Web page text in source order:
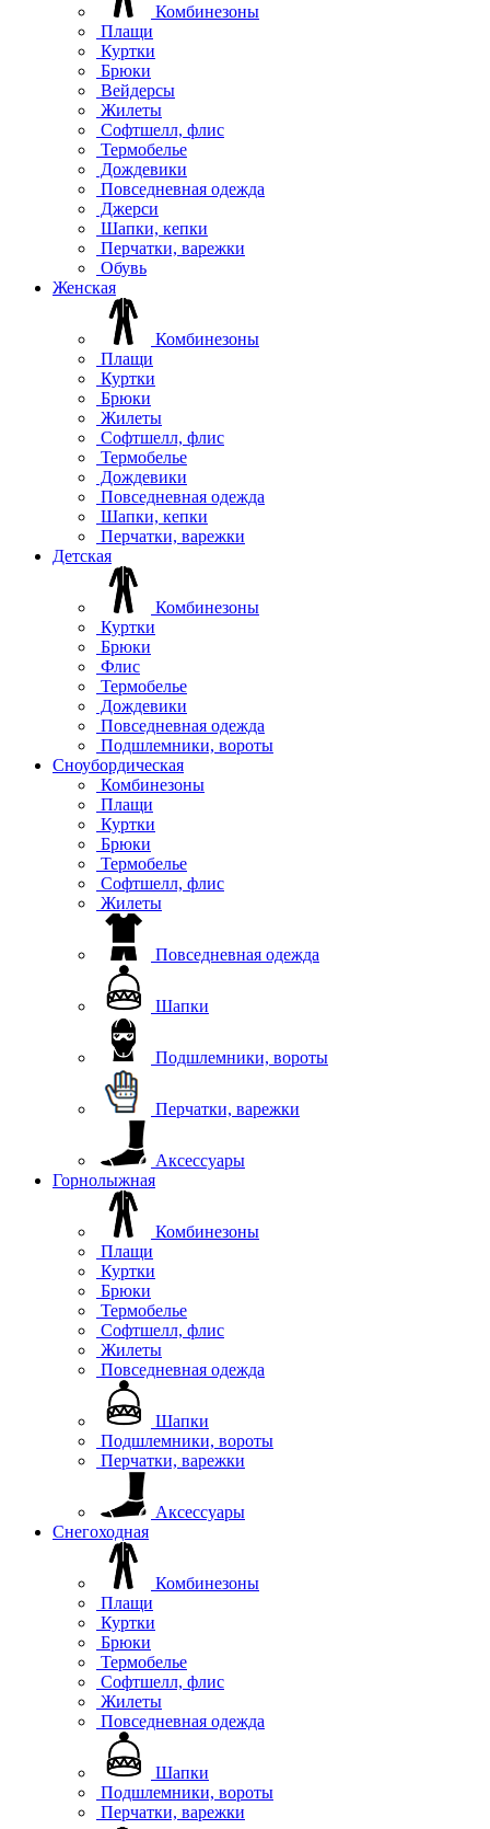
Комбинезоны
Плащи
Куртки
Брюки
Вейдерсы
Жилеты
Софтшелл, флис
Термобелье
Дождевики
Повседневная одежда
Джерси
Шапки, кепки
Перчатки, варежки
Обувь
Женская
Комбинезоны
Плащи
Куртки
Брюки
Жилеты
Софтшелл, флис
Термобелье
Дождевики
Повседневная одежда
Шапки, кепки
Перчатки, варежки
Детская
Комбинезоны
Куртки
Брюки
Флис
Термобелье
Дождевики
Повседневная одежда
Подшлемники, вороты
Сноубордическая
Комбинезоны
Плащи
Куртки
Брюки
Термобелье
Софтшелл, флис
Жилеты
Повседневная одежда
Шапки
Подшлемники, вороты
Перчатки, варежки
Аксессуары
Горнолыжная
Комбинезоны
Плащи
Куртки
Брюки
Термобелье
Софтшелл, флис
Жилеты
Повседневная одежда
Шапки
Подшлемники, вороты
Перчатки, варежки
Аксессуары
Снегоходная
Комбинезоны
Плащи
Куртки
Брюки
Термобелье
Софтшелл, флис
Жилеты
Повседневная одежда
Шапки
Подшлемники, вороты
Перчатки, варежки